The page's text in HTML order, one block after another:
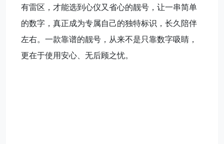
有雷区，才能选到心仪又省心的靓号，让一串简单
的数字，真正成为专属自己的独特标识，长久陪伴
左右。一款靠谱的靓号，从来不是只靠数字吸睛，
更在于使用安心、无后顾之忧。